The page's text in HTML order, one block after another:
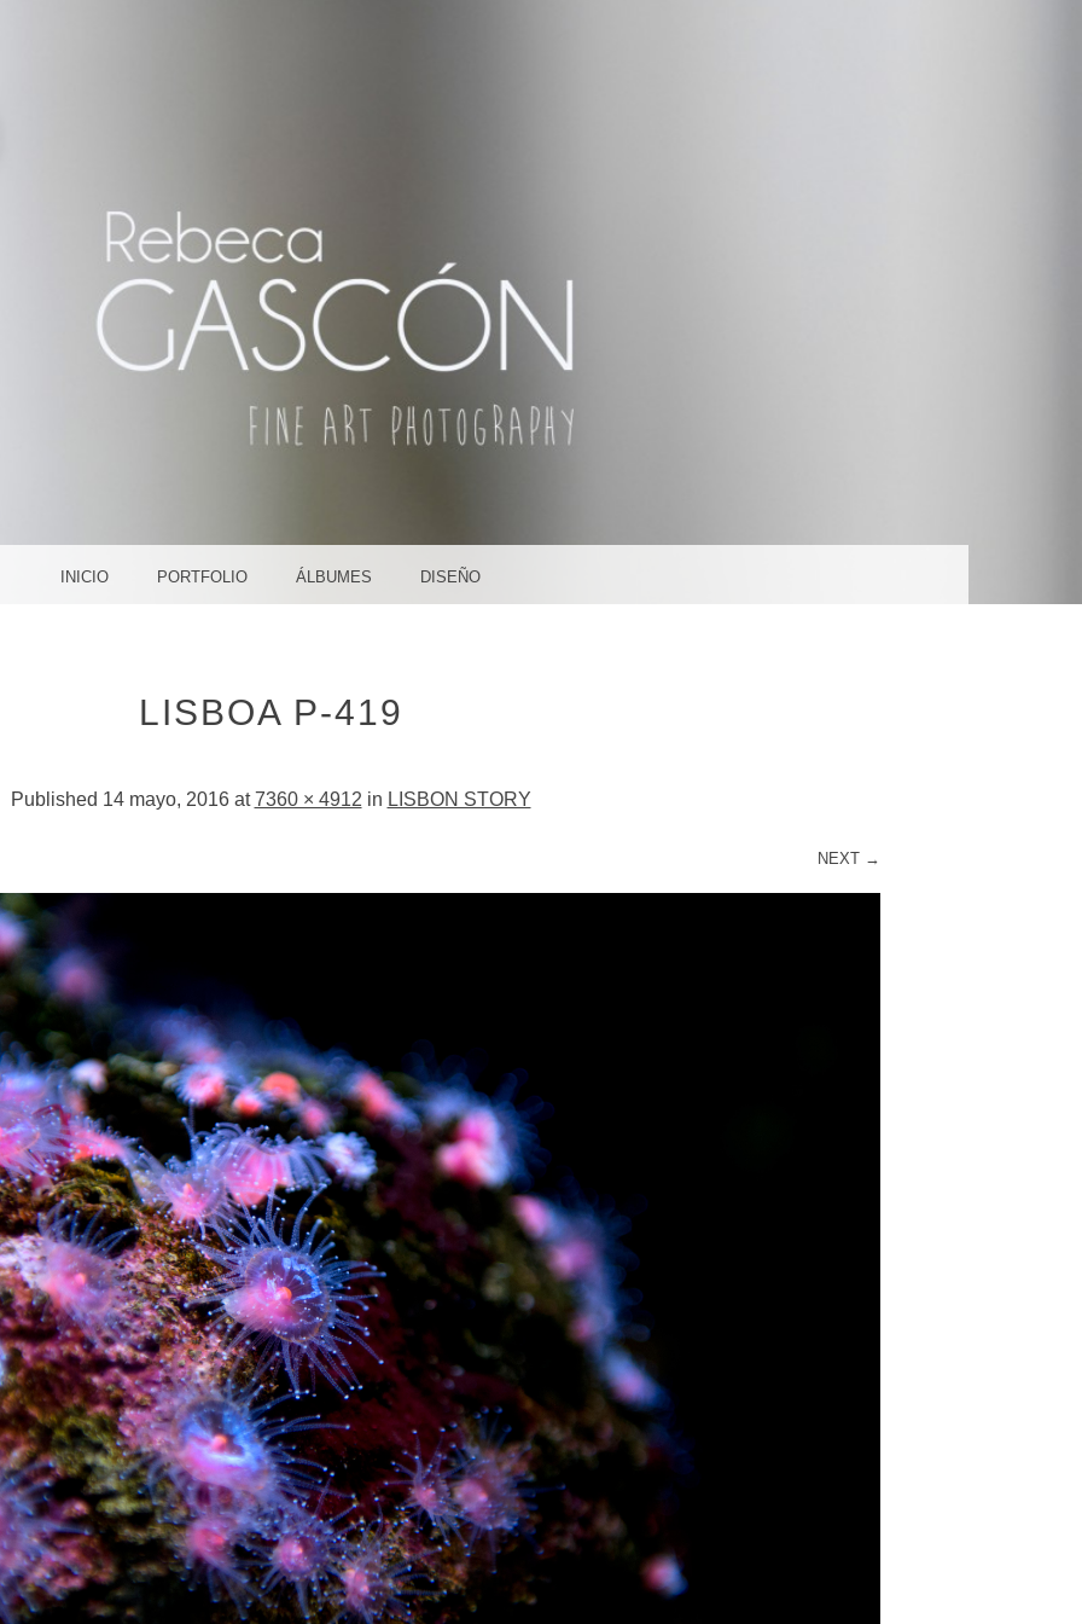
SOÑAR,
CREAR
DE LA FRONTERA ¡Y DÓNDE TÚ QUIERAS!
INICIO PORTFOLIO ÁLBUMES DISEÑO
LISBOA P-419
Published 14 mayo, 2016at7360 × 4912 in LISBON STORY
NEXT →